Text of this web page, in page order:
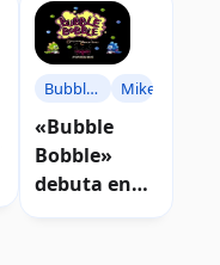
Bubble
Bobble
Miker
«Bubble
Bobble»
debuta en